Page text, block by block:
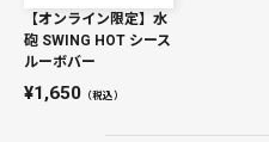
【オンライン限定】水
砲 SWING HOT シース
ルーボバー
1,650 （税込）